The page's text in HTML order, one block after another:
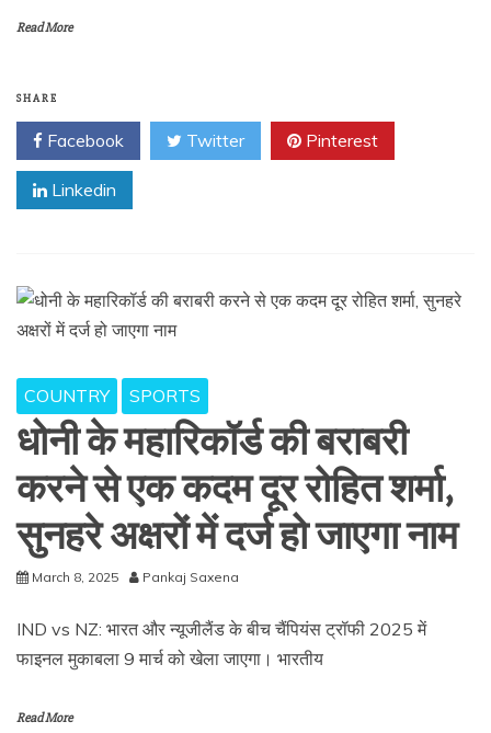
Read More
SHARE
Facebook Twitter Pinterest
Linkedin
COUNTRY SPORTS
धोनी के महारिकॉर्ड की बराबरी
करने से एक कदम दूर रोहित शर्मा,
सुनहरे अक्षरों में दर्ज हो जाएगा नाम
March 8, 2025 Pankaj Saxena
IND vs NZ: भारत और न्यूजीलैंड के बीच चैंपियंस ट्रॉफी 2025 में
फाइनल मुकाबला 9 मार्च को खेला जाएगा। भारतीय
Read More